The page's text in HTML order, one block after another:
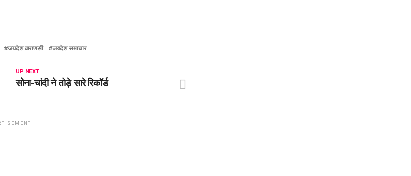
जयदेश वाराणसी जयदेश समाचार
UP NEXT
सोना-चांदी ने तोड़े सारे रिकॉर्ड